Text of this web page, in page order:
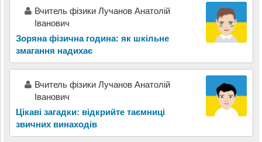
Вчитель фізики Лучанов Анатолій
Іванович
Зоряна фізична година: як шкільне
змагання надихає
Вчитель фізики Лучанов Анатолій
Іванович
Цікаві загадки: відкрийте таємниці
звичних винаходів